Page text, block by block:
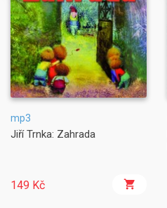
mp3
Jiří Trnka: Zahrada
149 Kč